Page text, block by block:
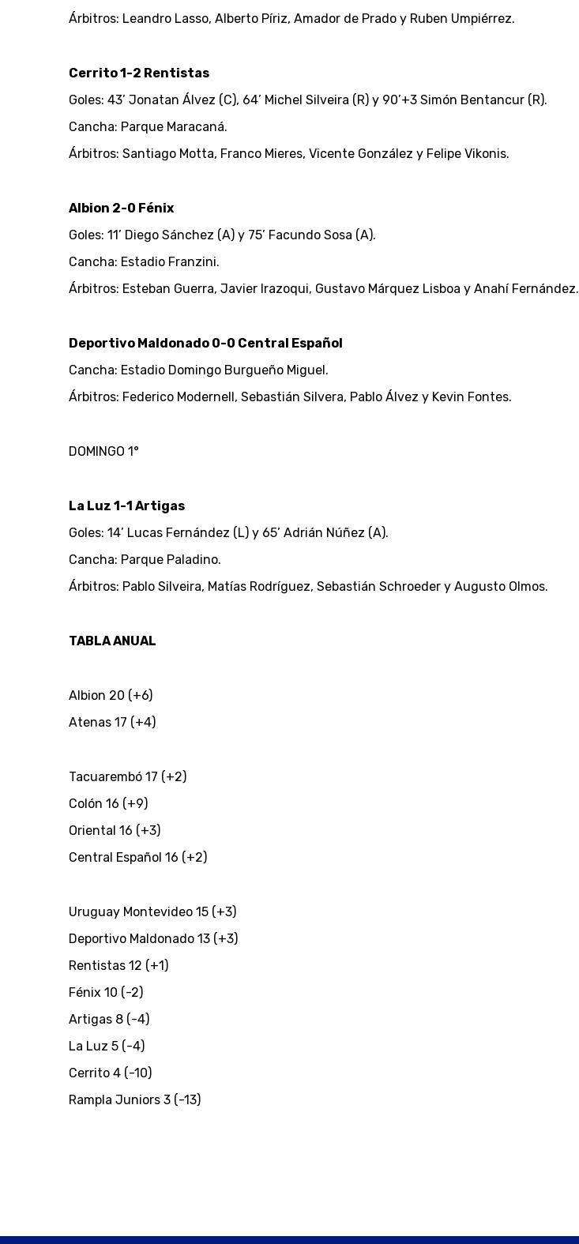
Árbitros: Leandro Lasso, Alberto Píriz, Amador de Prado y Ruben Umpiérrez.
Cerrito 1-2 Rentistas
Goles: 43’ Jonatan Álvez (C), 64’ Michel Silveira (R) y 90’+3 Simón Bentancur (R).
Cancha: Parque Maracaná.
Árbitros: Santiago Motta, Franco Mieres, Vicente González y Felipe Vikonis.
Albion 2-0 Fénix
Goles: 11’ Diego Sánchez (A) y 75’ Facundo Sosa (A).
Cancha: Estadio Franzini.
Árbitros: Esteban Guerra, Javier Irazoqui, Gustavo Márquez Lisboa y Anahí Fernández.
Deportivo Maldonado 0-0 Central Español
Cancha: Estadio Domingo Burgueño Miguel.
Árbitros: Federico Modernell, Sebastián Silvera, Pablo Álvez y Kevin Fontes.
DOMINGO 1°
La Luz 1-1 Artigas
Goles: 14’ Lucas Fernández (L) y 65’ Adrián Núñez (A).
Cancha: Parque Paladino.
Árbitros: Pablo Silveira, Matías Rodríguez, Sebastián Schroeder y Augusto Olmos.
TABLA ANUAL
Albion 20 (+6)
Atenas 17 (+4)
Tacuarembó 17 (+2)
Colón 16 (+9)
Oriental 16 (+3)
Central Español 16 (+2)
Uruguay Montevideo 15 (+3)
Deportivo Maldonado 13 (+3)
Rentistas 12 (+1)
Fénix 10 (-2)
Artigas 8 (-4)
La Luz 5 (-4)
Cerrito 4 (-10)
Rampla Juniors 3 (-13)